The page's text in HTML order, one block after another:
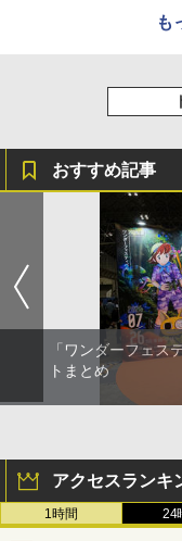
も
おすすめ記事
「ワンダーフェス
トまとめ
アクセスランキ
1時間 24